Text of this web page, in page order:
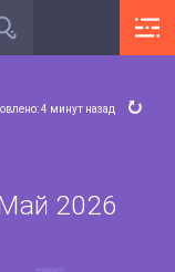
4 минут назад
2026